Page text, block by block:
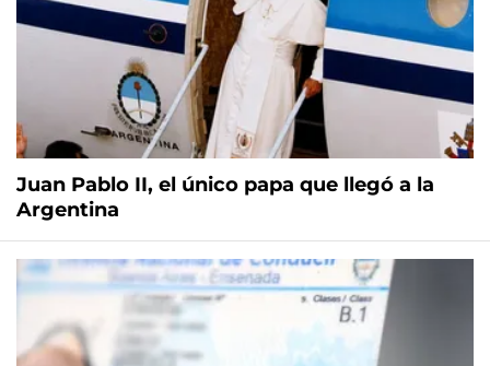
Juan Pablo II, el único papa que llegó a la
Argentina